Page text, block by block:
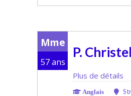
Mme
57 ans
P.
Plus de détails
Anglais